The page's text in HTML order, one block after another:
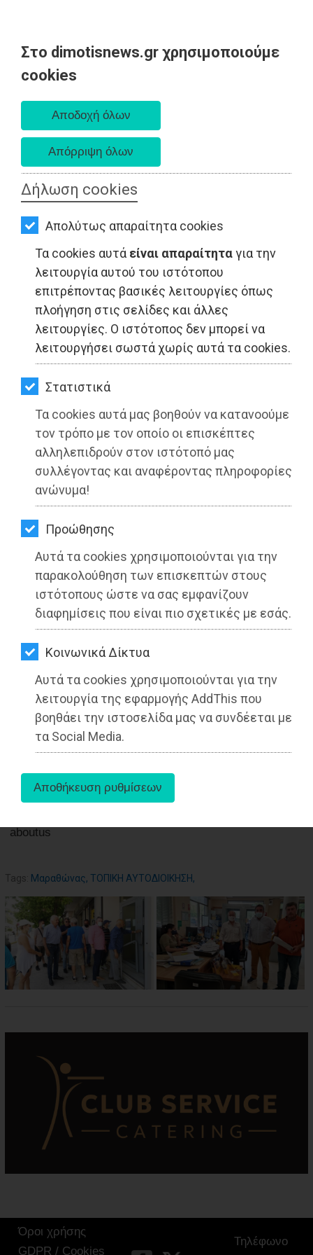
Στο dimotisnews.gr χρησιμοποιούμε
cookies
Δήλωση cookies
Απολύτως απαραίτητα cookies
Τα cookies αυτά είναι απαραίτηταγια την
λειτουργία αυτού του ιστότοπου
επιτρέποντας βασικές λειτουργίες όπως
πλοήγηση στις σελίδες και άλλες
λειτουργίες. Ο ιστότοπος δεν μπορεί να
λειτουργήσει σωστά χωρίς αυτά τα cookies.
Στατιστικά
Τα cookies αυτά μας βοηθούν να κατανοούμε
τον τρόπο με τον οποίο οι επισκέπτες
αλληλεπιδρούν στον ιστότοπό μας
συλλέγοντας και αναφέροντας πληροφορίες
ανώνυμα!
Προώθησης
Αυτά τα cookies χρησιμοποιούνται για την
παρακολούθηση των επισκεπτών στους
ιστότοπους ώστε να σας εμφανίζουν
διαφημίσεις που είναι πιο σχετικές με εσάς.
Kοινωνικά Δίκτυα
Αυτά τα cookies χρησιμοποιούνται για την
λειτουργία της εφαρμογής AddThis που
βοηθάει την ιστοσελίδα μας να συνδέεται με
τα Social Media.
AΡΧΙΚΗ
ΕΙΔΗΣΕΙΣ
ΠΟΛΙΤΙΚΗ
ΤΟΠΙΚΗ
ΑΥΤΟΔΙΟΙΚΗΣΗ
ΟΙΚΟΝΟΜΙΑ
ΑΘΛΗΤΙΣΜΟΣ
ΠΟΛΙΤΙΣΜΟΣ
ΣΠΙΤΙ-
ΚΗΠΟΣ
ΥΓΕΙΑ
LIFESTYLE
ΤΑΞΙΔΙΑ
ΕΞΟΔΟΣ
ΠΕΡΙΒΑΛΛΟΝ
ΚΑΤΟΙΚΙΔΙΟ
ΑΓΓΕΛΙΕΣ
ΕΦΗΜΕΡΙΔΕΣ
OΔΗΓΟΣ
ΑΓΟΡΑΣ
ΨΙΘΥΡΟΙ
ΑΠΟΣΤΟΛΗ
ΑΡΘΡΩΝ
ΤΟΠΙΚΗ ΑΥΤΟΔΙΟΙΚΗΣΗ - Μαραθώνας
Ψήφισμα Διαμαρτυρίας στην
Διεύθυνση του υποκαταστήματος της
Πειραιώς στον Μαραθώνα παρέδωσε
ο Δήμαρχος Μαραθώνος
Διαβάστηκε 4182 φορές
01-07-2021
Από τo Dimotisnews
aboutus
Tags: Μαραθώνας, ΤΟΠΙΚΗ ΑΥΤΟΔΙΟΙΚΗΣΗ,
Όροι χρήσης
GDPR / Cookies
Τηλέφωνο